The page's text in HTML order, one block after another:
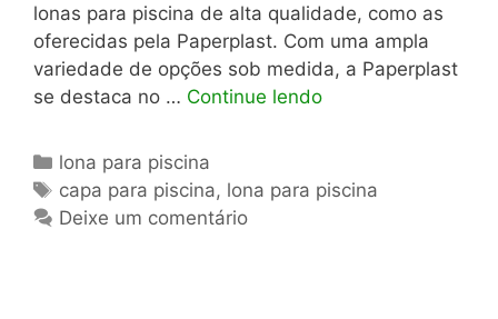
lonas para piscina de alta qualidade, como as
oferecidas pela Paperplast. Com uma ampla
variedade de opções sob medida, a Paperplast
se destaca no … Continue lendo
Categorias
lona para piscina
Tags
capa para piscina, lona para piscina
Deixe um comentário